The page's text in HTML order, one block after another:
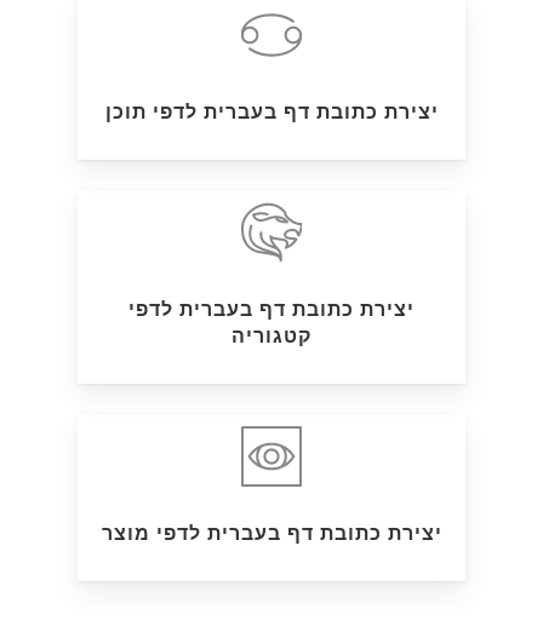
יצירת כתובת דף בעברית לדפי תוכן
יצירת כתובת דף בעברית לדפי
קטגוריה
יצירת כתובת דף בעברית לדפי מוצר